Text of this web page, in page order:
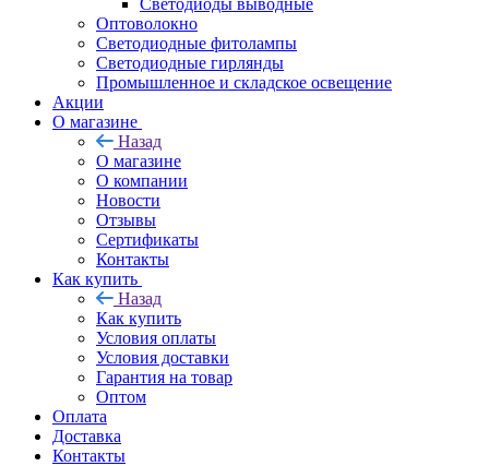
Светодиоды выводные
Оптоволокно
Светодиодные фитолампы
Светодиодные гирлянды
Промышленное и складское освещение
Акции
О магазине
Назад
О магазине
О компании
Новости
Отзывы
Сертификаты
Контакты
Как купить
Назад
Как купить
Условия оплаты
Условия доставки
Гарантия на товар
Оптом
Оплата
Доставка
Контакты